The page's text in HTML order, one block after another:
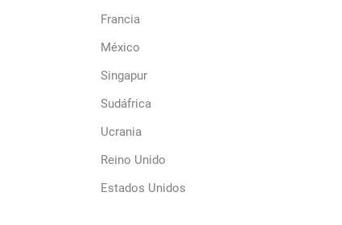
Francia
México
Singapur
Sudáfrica
Ucrania
Reino Unido
Estados Unidos